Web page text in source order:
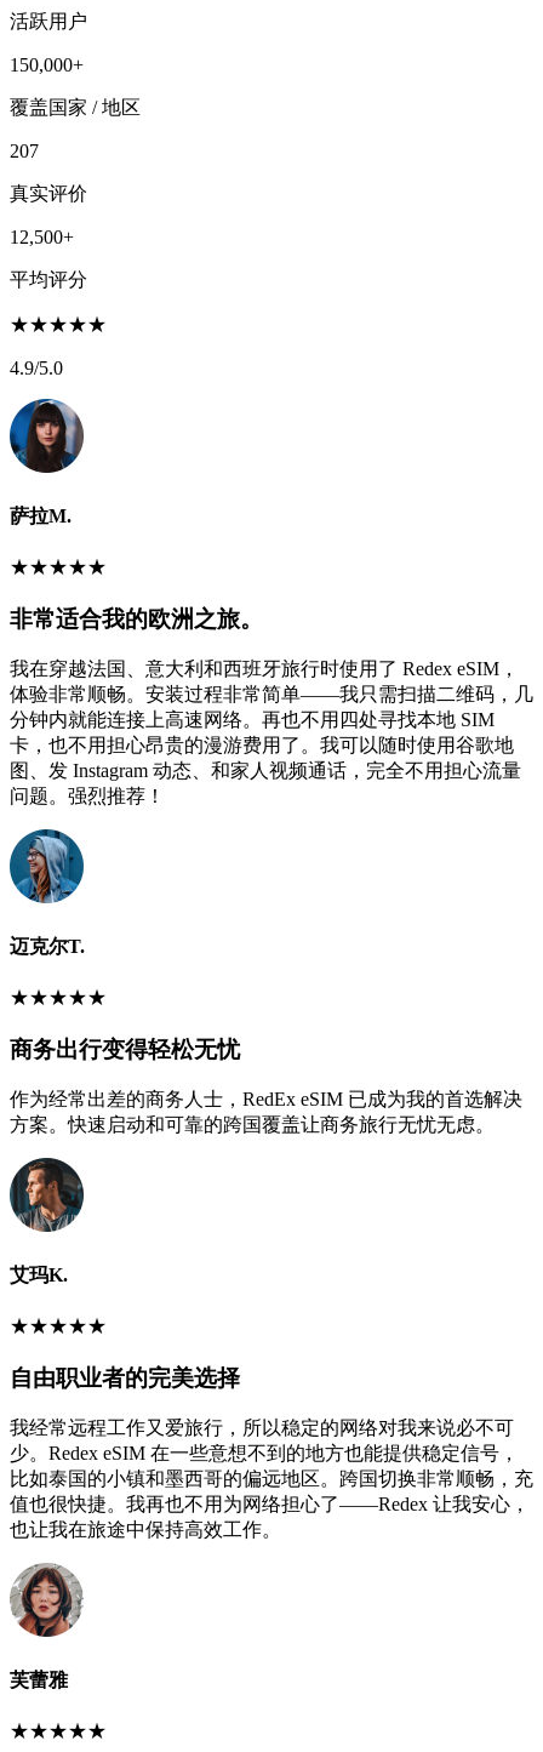
活跃用户
150,000+
覆盖国家 / 地区
207
真实评价
12,500+
平均评分
★★★★★
4.9/5.0
萨拉M.
★★★★★
非常适合我的欧洲之旅。
我在穿越法国、意大利和西班牙旅行时使用了 Redex eSIM，
体验非常顺畅。安装过程非常简单——我只需扫描二维码，几
分钟内就能连接上高速网络。再也不用四处寻找本地 SIM
卡，也不用担心昂贵的漫游费用了。我可以随时使用谷歌地
图、发 Instagram 动态、和家人视频通话，完全不用担心流量
问题。强烈推荐！
迈克尔T.
★★★★★
商务出行变得轻松无忧
作为经常出差的商务人士，RedEx eSIM 已成为我的首选解决
方案。快速启动和可靠的跨国覆盖让商务旅行无忧无虑。
艾玛K.
★★★★★
自由职业者的完美选择
我经常远程工作又爱旅行，所以稳定的网络对我来说必不可
少。Redex eSIM 在一些意想不到的地方也能提供稳定信号，
比如泰国的小镇和墨西哥的偏远地区。跨国切换非常顺畅，充
值也很快捷。我再也不用为网络担心了——Redex 让我安心，
也让我在旅途中保持高效工作。
芙蕾雅
★★★★★